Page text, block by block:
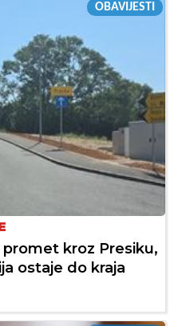
OBAVIJESTI
kroz Presiku,
ostaje do kraja